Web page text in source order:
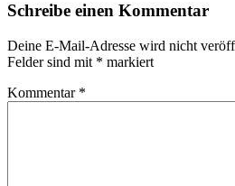
Schreibe einen Kommentar
Deine E-Mail-Adresse wird nicht
Felder sind mit * markiert
Kommentar *